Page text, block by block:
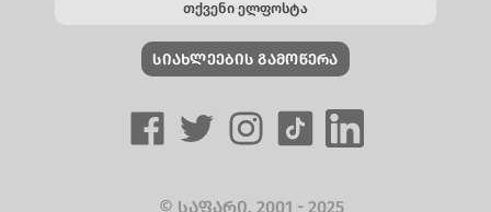
ᲡᲘᲐᲮᲚᲔᲔᲑᲘᲡ ᲒᲐᲛᲝᲬᲔᲠᲐ
© ᲡᲐᲤᲐᲠᲘ, 2001 - 2025